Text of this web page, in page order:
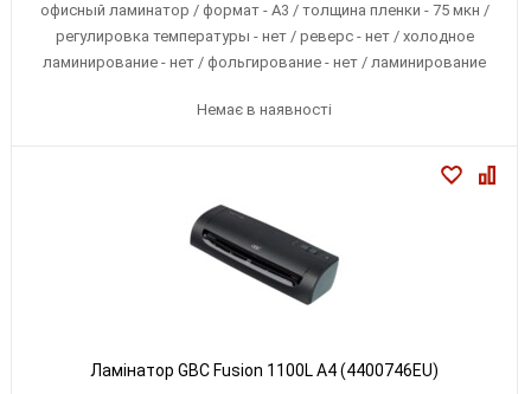
офисный ламинатор / формат - А3 / толщина пленки - 75 мкн /
регулировка температуры - нет / реверс - нет / холодное
ламинирование - нет / фольгирование - нет / ламинирование
Немає в наявності
Ламінатор GBC Fusion 1100L A4 (4400746EU)